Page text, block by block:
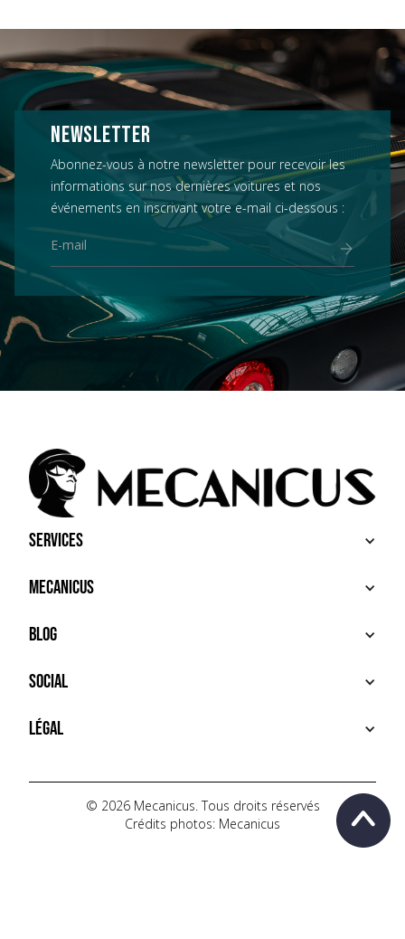
NEWSLETTER
Abonnez-vous à notre newsletter pour recevoir les
informations sur nos dernières voitures et nos
événements en inscrivant votre e-mail ci-dessous :
Services
ACHETER
VENDRE
SERVICES PREMIUM
Mecanicus
À PROPOS
HOUSE MECANICUS
CONTACT
Blog
NEWS
VIDÉOS
AUTOPÉDIA
Social
INSTAGRAM
TIKTOK
YOUTUBE
Légal
POLITIQUE DE CONFIDENTIALITÉ
© 2026 Mecanicus. Tous droits réservés
Crédits photos: Mecanicus